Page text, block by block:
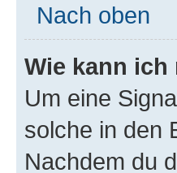
Nach oben
Wie kann
Um eine
solche in den
Nachdem du